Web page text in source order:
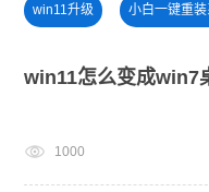
win11升级 小白一键重
一键重装系统备份win11系统
win11怎么变成win7
1000